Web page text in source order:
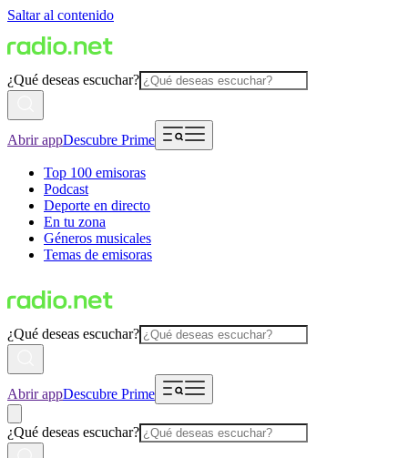
Saltar al contenido
¿Qué deseas escuchar?
Abrir appDescubre Prime
Top 100 emisoras
Podcast
Deporte en directo
En tu zona
Géneros musicales
Temas de emisoras
¿Qué deseas escuchar?
Abrir appDescubre Prime
¿Qué deseas escuchar?